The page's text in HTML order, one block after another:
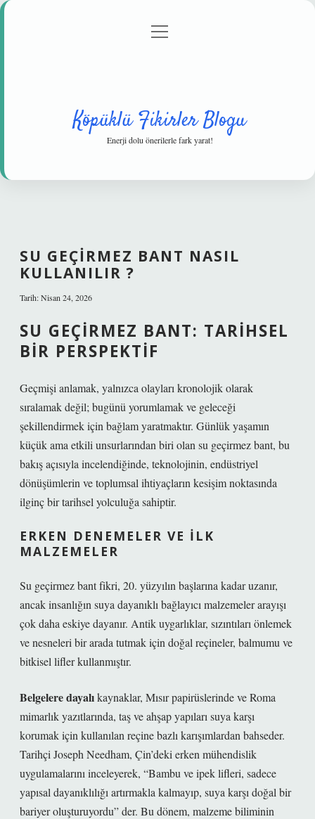
Gizlilik Politikası
menüyü
Köpüklü Fikirler Blogu
Enerji dolu önerilerle fark yarat!
SU GEÇIRMEZ BANT NASIL
KULLANILIR ?
Tarih: Nisan 24, 2026
SU GEÇIRMEZ BANT: TARIHSEL
BIR PERSPEKTIF
Geçmişi anlamak, yalnızca olayları kronolojik olarak
sıralamak değil; bugünü yorumlamak ve geleceği
şekillendirmek için bağlam yaratmaktır. Günlük yaşamın
küçük ama etkili unsurlarından biri olan su geçirmez bant, bu
bakış açısıyla incelendiğinde, teknolojinin, endüstriyel
dönüşümlerin ve toplumsal ihtiyaçların kesişim noktasında
ilginç bir tarihsel yolculuğa sahiptir.
ERKEN DENEMELER VE İLK
MALZEMELER
Su geçirmez bant fikri, 20. yüzyılın başlarına kadar uzanır,
ancak insanlığın suya dayanıklı bağlayıcı malzemeler arayışı
çok daha eskiye dayanır. Antik uygarlıklar, sızıntıları önlemek
ve nesneleri bir arada tutmak için doğal reçineler, balmumu ve
bitkisel lifler kullanmıştır.
Belgelere dayalıkaynaklar, Mısır papirüslerinde ve Roma
mimarlık yazıtlarında, taş ve ahşap yapıları suya karşı
korumak için kullanılan reçine bazlı karışımlardan bahseder.
Tarihçi Joseph Needham, Çin’deki erken mühendislik
uygulamalarını inceleyerek, “Bambu ve ipek lifleri, sadece
yapısal dayanıklılığı artırmakla kalmayıp, suya karşı doğal bir
bariyer oluşturuyordu” der. Bu dönem, malzeme biliminin